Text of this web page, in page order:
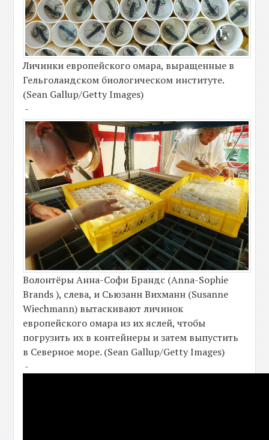
Личинки европейского омара, выращенные в
Гельголандском биологическом институте.
(Sean Gallup/Getty Images)
-
Волонтёры Анна-Софи Брандс (Anna-Sophie
Brands ), слева, и Сьюзанн Вихманн (Susanne
Wiechmann) вытаскивают личинок
европейского омара из их яслей, чтобы
погрузить их в контейнеры и затем выпустить
в Северное море. (Sean Gallup/Getty Images)
-